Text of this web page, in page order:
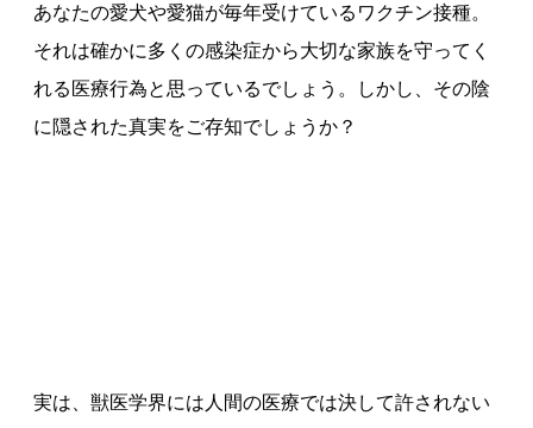
あなたの愛犬や愛猫が毎年受けているワクチン接種。
それは確かに多くの感染症から大切な家族を守ってく
れる医療行為と思っているでしょう。しかし、その陰
に隠された真実をご存知でしょうか？
実は、獣医学界には人間の医療では決して許されない